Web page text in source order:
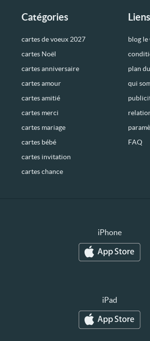
Catégories
cartes de voeux 2027
cartes Noël
cartes anniversaire
cartes amour
cartes amitié
cartes merci
cartes mariage
cartes bébé
cartes invitation
cartes chance
blog le
plan
qui
FAQ
iPhone
iPad